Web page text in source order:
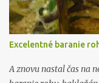
korenia a zeleniny,
nejakom
Ja som si pripravil soľ,
papriku sladkú,
šampiňóny . Bylinky,
Excelentné baranie
A znovu nastal čas na